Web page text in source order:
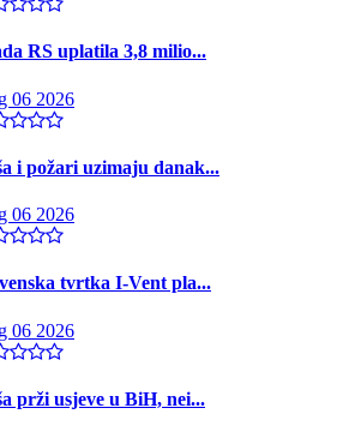
RS uplatila 3,8 milio...
06 2026
i požari uzimaju danak...
06 2026
tvrtka I-Vent pla...
06 2026
prži usjeve u BiH, nei...